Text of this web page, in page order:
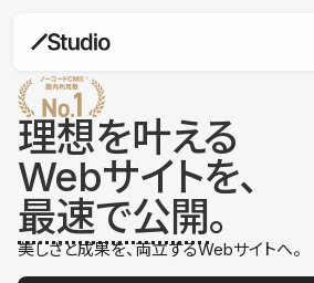
理想を叶える
Webサイトを、
最速で公開。
美しさと成果を、両立するWebサイトへ。